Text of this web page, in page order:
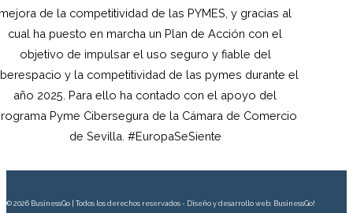
de la competitividad de las PYMES, y gracias al
cual ha puesto en marcha un Plan de Acción con el
objetivo de impulsar el uso seguro y fiable del
y la competitividad de las pymes durante el
año 2025. Para ello ha contado con el apoyo del
Pyme Cibersegura de la Cámara de Comercio
de Sevilla. #EuropaSeSiente
© 2026 BusinessGo | Todos los derechos reservados - Diseño y desarrollo web: BusinessGo!